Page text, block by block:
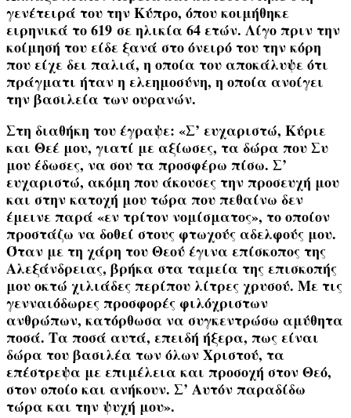
γενέτειρά του την Κύπρο, όπου κοιμήθηκε
ειρηνικά το619 σε ηλικία 64 ετών. Λίγο πριν την
κοίμησή του είδε ξανά στο όνειρό του την κόρη
που είχε δει παλιά, η οποία του αποκάλυψε ότι
πράγματι ήταν η ελεημοσύνη, η οποία ανοίγει
την βασιλεία των ουρανών.
Στη διαθήκη του έγραψε: «Σ’ ευχαριστώ, Κύριε
και Θεέ μου, γιατί με αξίωσες, τα δώρα που Συ
μου έδωσες, να σου τα προσφέρω πίσω. Σ’
ευχαριστώ, ακόμη που άκουσες την προσευχή μου
και στην κατοχή μου τώρα που πεθαίνω δεν
έμεινε παρά «εν τρίτον νομίσματος», το οποίον
προστάζω να δοθεί στους φτωχούς αδελφούς μου.
Όταν με τη χάρη του Θεού έγινα επίσκοπος της
Αλεξάνδρειας, βρήκα στα ταμεία της επισκοπής
μου οκτώ χιλιάδες περίπου λίτρες χρυσού. Με τις
γενναιόδωρες προσφορές φιλόχριστων
ανθρώπων, κατόρθωσα να συγκεντρώσω αμύθητα
ποσά. Τα ποσά αυτά, επειδή ήξερα, πως είναι
δώρα του βασιλέα των όλων Χριστού, τα
επέστρεψα με επιμέλεια και προσοχή στον Θεό,
στον οποίο και ανήκουν. Σ’ Αυτόν παραδίδω
τώρα και την ψυχή μου».